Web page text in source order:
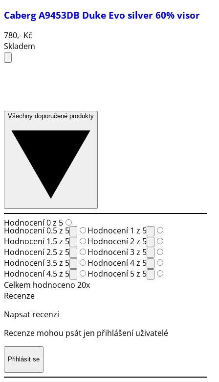
Caberg A9453DB Duke Evo silver 60% visor
780,- Kč
Skladem
Všechny doporučené produkty
Hodnocení 0 z 5
Hodnocení 0.5 z 5
Hodnocení 1 z 5
Hodnocení 1.5 z 5
Hodnocení 2 z 5
Hodnocení 2.5 z 5
Hodnocení 3 z 5
Hodnocení 3.5 z 5
Hodnocení 4 z 5
Hodnocení 4.5 z 5
Hodnocení 5 z 5
Celkem hodnoceno 20x
Recenze
Napsat recenzi
Recenze mohou psát jen přihlášení uživatelé
Přihlásit se